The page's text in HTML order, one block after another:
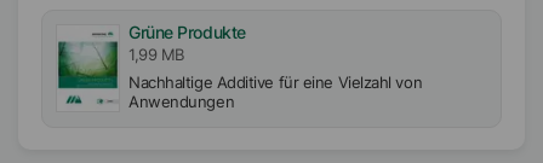
Grüne Produkte
1,99 MB
Nachhaltige Additive für eine Vielzahl von
Anwendungen